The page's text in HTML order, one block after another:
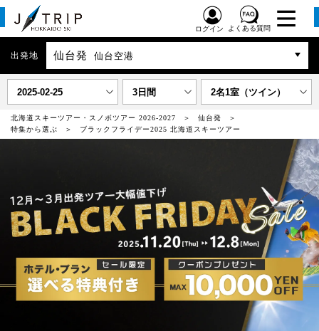
ログイン よくある質問
出発地 仙台発 仙台空港
2025-02-25 3日間 2名1室（ツイン）
北海道スキーツアー・スノボツアー 2026-2027
仙台発
特集から選ぶ
ブラックフライデー2025 北海道スキーツアー